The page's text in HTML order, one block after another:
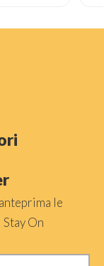
le
On